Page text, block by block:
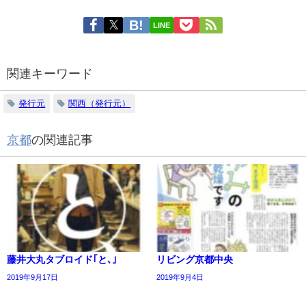
LINE
関連キーワード
発行元 関西（発行元）
京都の関連記事
藤井大丸タブロイド｢と､｣
2019年9月17日
リビング京都中央
2019年9月4日